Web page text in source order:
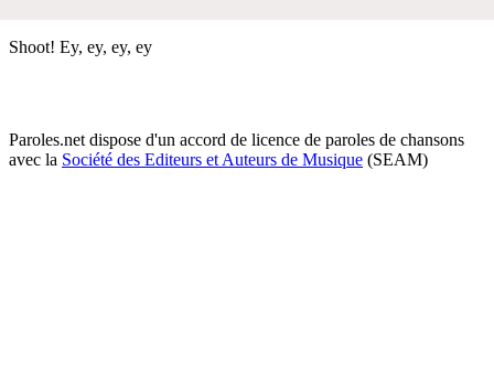
Shoot! Ey, ey, ey, ey
Paroles.net dispose d'un accord de licence de paroles de chansons
avec la Société des Editeurs et Auteurs de Musique (SEAM)